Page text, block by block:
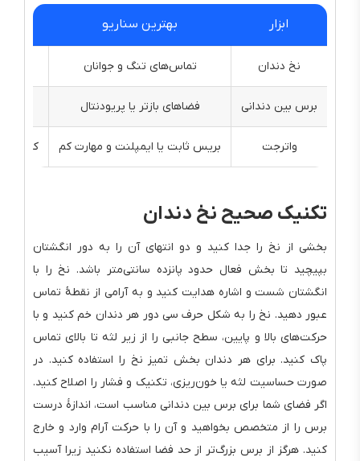
ابزار بهترین سناریو
نخ دندان تماس‌های تنگ و جوانان
برس بین دندانی فضاهای بازتر یا پریودنتال
واترجت بریس ثابت یا ایمپلنت و مهارت کم کاهش
تکنیک صحیح نخ دندان
بخشی از نخ را جدا کنید و دو انتهای آن را به دور انگشتان
بپیچید تا بخش فعال حدود پانزده سانتی‌متر باشد. نخ را با
انگشتان شست و اشاره هدایت کنید و به آرامی از نقطهٔ تماس
عبور دهید. نخ را به شکل حرف سی دور هر دندان خم کنید و با
حرکت‌های بالا و پایین، سطح جانبی را از زیر لثه تا بالای تماس
پاک کنید. برای هر دندان بخش تمیز نخ را استفاده کنید. در
صورت حساسیت لثه یا خون‌ریزی، تکنیک و فشار را اصلاح کنید.
اگر فضای شما برای برس بین دندانی مناسب است، اندازهٔ درست
برس را از متخصص بخواهید و آن را با حرکت آرام وارد و خارج
کنید. هرگز از برس بزرگ‌تر از حد فضا استفاده نکنید زیرا آسیب